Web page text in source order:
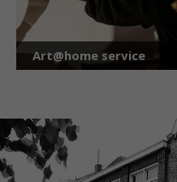
Art@home service